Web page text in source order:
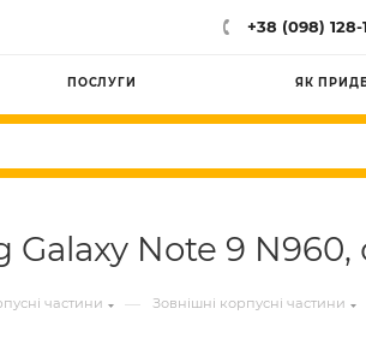
+38 (098) 128-
ПОСЛУГИ ЯК
Note 9 N960,
частини — Зовнішні корпусні частини